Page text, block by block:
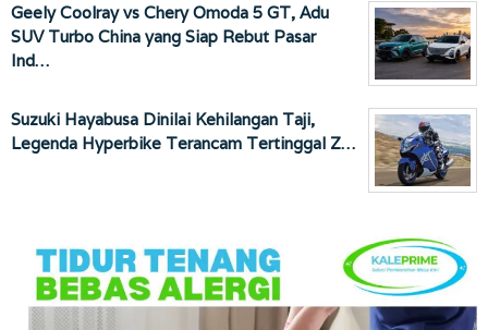
Geely Coolray vs Chery Omoda 5 GT, Adu
SUV Turbo China yang Siap Rebut Pasar
Ind…
Suzuki Hayabusa Dinilai Kehilangan Taji,
Legenda Hyperbike Terancam Tertinggal Z…